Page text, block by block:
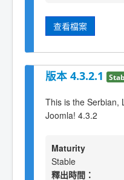
查看檔案
版本 4.3.2.1
This is the Serbian,
Joomla! 4.3.2
Maturity
Stable
釋出時間：